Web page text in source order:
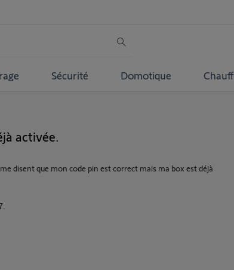
Sécurité Domotique
activée.
disent que mon code pin est correct mais ma box est déjà